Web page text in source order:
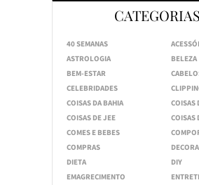
CATEGORIAS
40 SEMANAS
ASTROLOGIA
BELEZA
BEM-ESTAR
CELEBRIDADES
COISAS DA BAHIA
COISAS
COISAS DE JEE
COISAS
COMES E BEBES
COMPRAS
DIETA
DIY
EMAGRECIMENTO